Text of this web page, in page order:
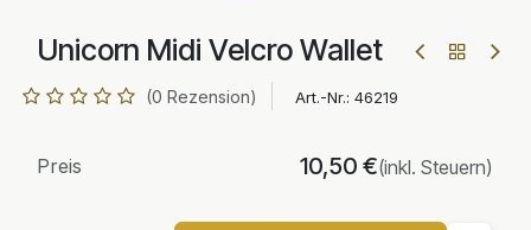
Unicorn Midi Velcro Wallet
(0 Rezension) Art.-Nr.: 46219
Preis 10,50 €(inkl. Steuern)